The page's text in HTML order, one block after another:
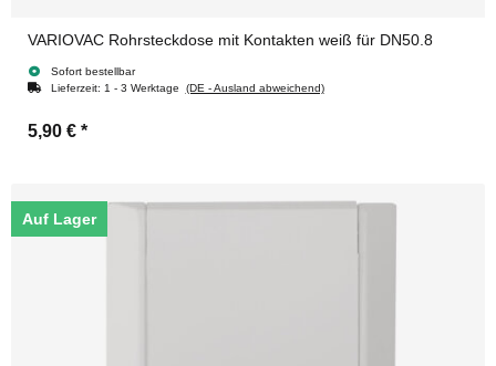
VARIOVAC Rohrsteckdose mit Kontakten weiß für DN50.8
Sofort bestellbar
Lieferzeit: 1 - 3 Werktage (DE - Ausland abweichend)
5,90 € *
Auf Lager